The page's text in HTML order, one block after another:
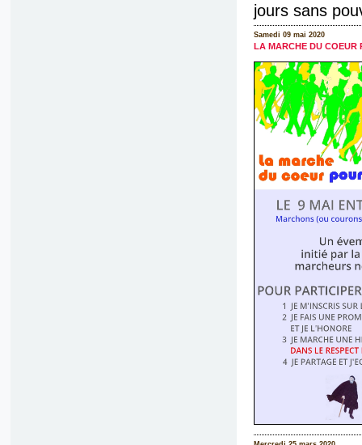
jours sans
Samedi 09 mai 2020
LA MARCHE DU COEUR